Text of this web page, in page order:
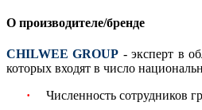
О производителе/бренде
CHILWEE GROUP - эксперт в
которых входят в число
·
Численность сотрудников